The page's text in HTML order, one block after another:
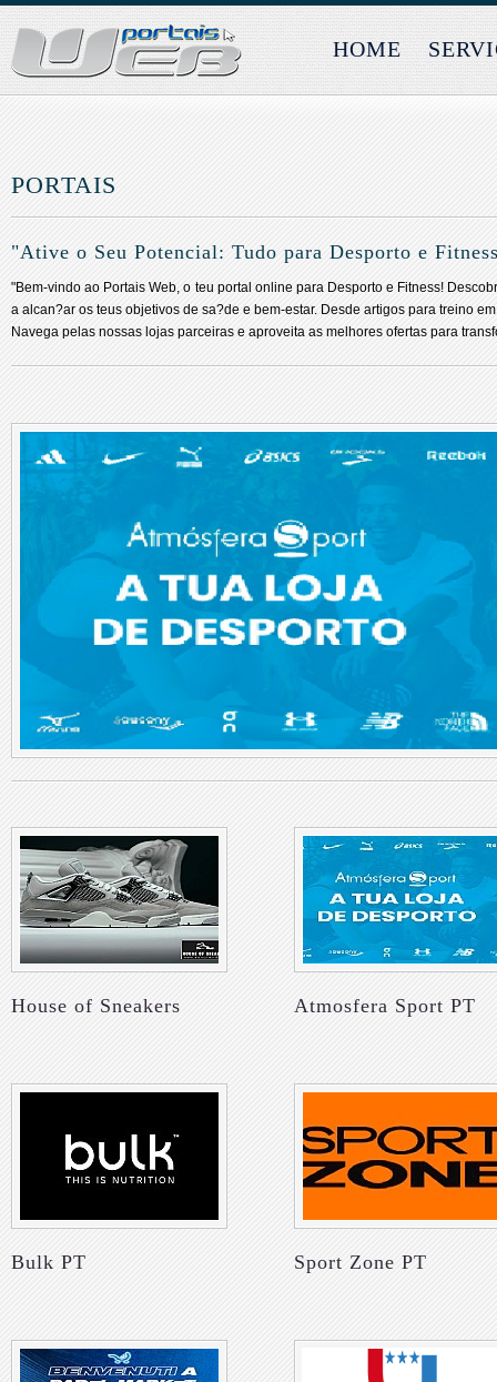
HOME
PORTAIS
"Ative o Seu Potencial: Tudo para Desporto e
"Bem-vindo ao Portais Web, o teu portal online para Desporto e Fitness!
a alcan?ar os teus objetivos de sa?de e bem-estar. Desde artigos para treino
Navega pelas nossas lojas parceiras e aproveita as melhores ofertas para
House of Sneakers Atmosfera Sport PT
Bulk PT Sport Zone PT